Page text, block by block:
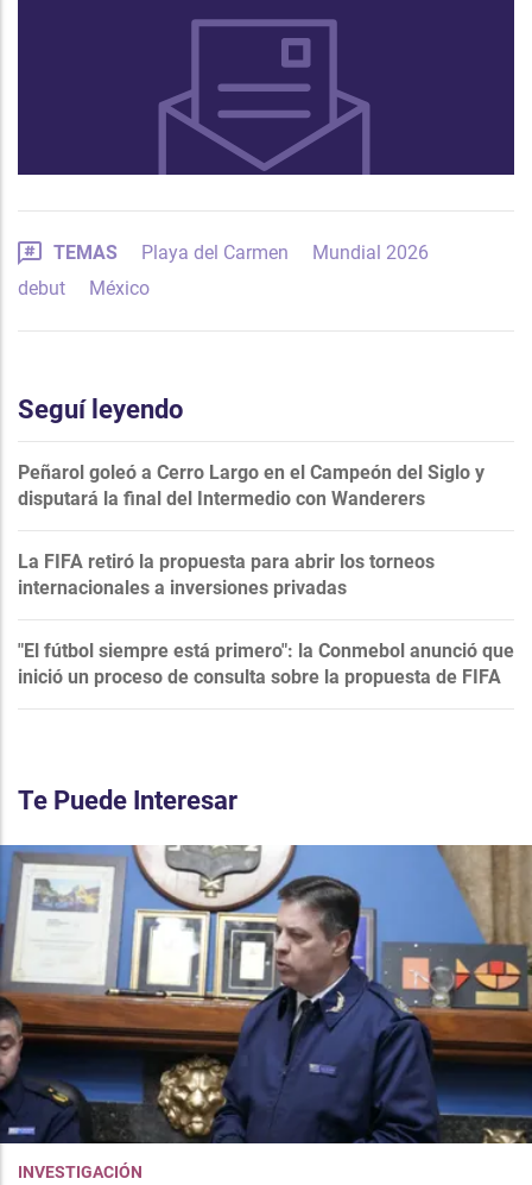
TEMAS Playa del Carmen
Mundial 2026
debut
México
Seguí leyendo
Peñarol goleó a Cerro Largo en el Campeón del Siglo y
disputará la final del Intermedio con Wanderers
La FIFA retiró la propuesta para abrir los torneos
internacionales a inversiones privadas
"El fútbol siempre está primero": la Conmebol anunció que
inició un proceso de consulta sobre la propuesta de FIFA
Te Puede Interesar
INVESTIGACIÓN